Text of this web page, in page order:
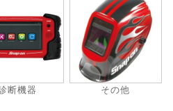
断機器 その他